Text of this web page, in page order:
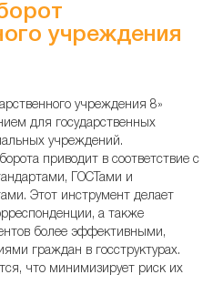
учреждения
учреждения 8»
для государственных
учреждений.
приводит в соответствие с
ГОСТами и
Этот инструмент делает
а также
более эффективными,
граждан в госструктурах.
что минимизирует риск их